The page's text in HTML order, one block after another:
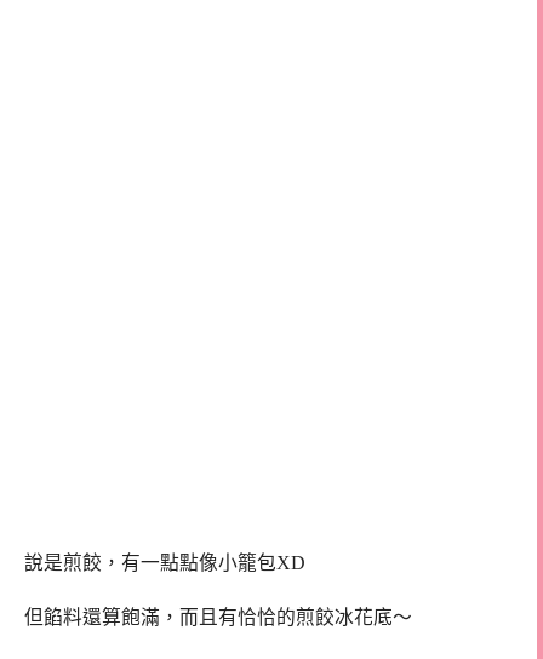
說是煎餃，有一點點像小籠包XD
但餡料還算飽滿，而且有恰恰的煎餃冰花底～